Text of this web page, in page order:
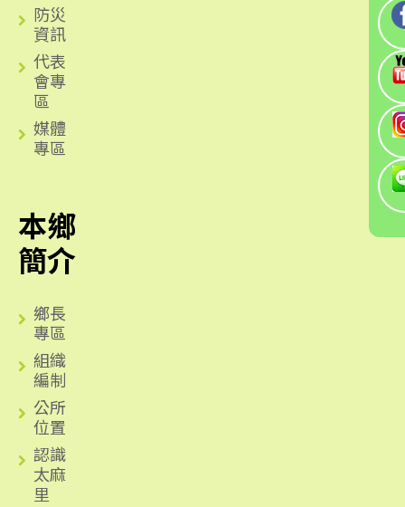
防災
資訊
代表
會專
區
媒體
專區
本鄉
簡介
鄉長
專區
組織
編制
公所
位置
認識
太麻
里